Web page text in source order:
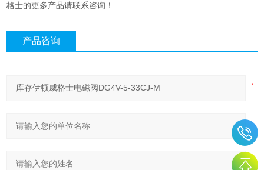
格士的更多产品请联系咨询！
产品咨询